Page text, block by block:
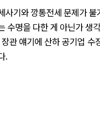
사기와 깡통전세 문제가 불
수명을 다한 게 아닌가 생
관 얘기에 산하 공기업 수
.